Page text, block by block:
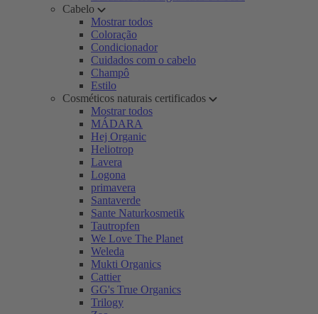
Cabelo
Mostrar todos
Coloração
Condicionador
Cuidados com o cabelo
Champô
Estilo
Cosméticos naturais certificados
Mostrar todos
MÁDARA
Hej Organic
Heliotrop
Lavera
Logona
primavera
Santaverde
Sante Naturkosmetik
Tautropfen
We Love The Planet
Weleda
Mukti Organics
Cattier
GG's True Organics
Trilogy